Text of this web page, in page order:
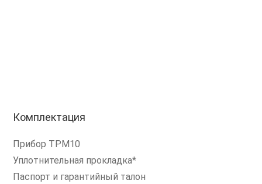
Комплектация
Прибор ТРМ10
Уплотнительная прокладка*
Паспорт и гарантийный талон